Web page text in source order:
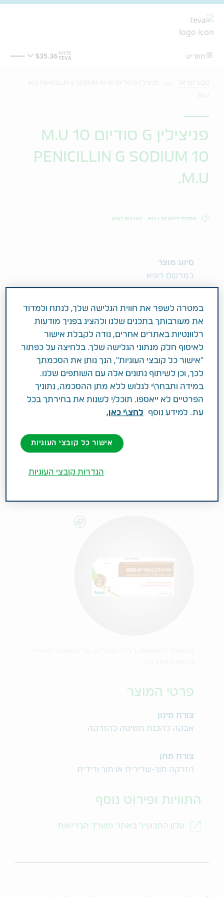
פניצילין G סודיום 10 M.U
PENICILLIN G SODIUM 10
M.U.
מחלות זיהומיות ו-HIV במרשם רופא
סיווג מוצר
במרשם רופא
מרכיב פעיל וחוזק
BENZYLPENICILLIN SODIUM 10MU/VIAL
תחום טיפול
מחלות זיהומיות ו-HIV
פעילות רפואית
לטיפול בזיהומים חיידקיים חמורים הנגרמים ע"י
רמות גבוהות של פניצילין במהירות. קבוצה
תרפויטית: פניצילינים רגישים לבטא לקטמאז.
פרטי המוצר
צורת מינון
אבקה להכנת תמיסה להזרקה
צורת מתן
הזרקה תוך-שרירית או תוך ורידית
התוויות ופירוט נוסף
עלון התכשיר באתר משרד הבריאות
במטרה לשפר את חווית הגלישה שלך, לנתח ולמדוד
את מעורבותך בתכנים שלנו ולהציג בפניך מודעות
רלוונטיות באתרים אחרים, נודה לקבלת אישור
לאיסוף חלק מנתוני הגלישה שלך. בלחיצה על כפתור
"אישור כל קובצי העוגיות", הנך נותן את הסכמתך
לכך, וכן לשיתוף נתונים אלה עם השותפים שלנו.
במידה ותבחר\י לגלוש ללא מתן ההסכמה, נתוניך
הפרטיים לא ייאספו. תוכל/י לשנות את בחירתך בכל
עת. למידע נוסף
לחצ\י כאן.
אישור כל קובצי העוגיות
הגדרות קובצי העוגיות